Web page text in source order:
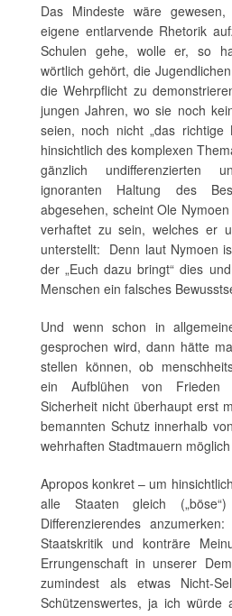
Das Mindeste wäre
eigene entlarvende Rhetorik
Schulen gehe, wolle er, so
wörtlich gehört, die
die Wehrpflicht zu
jungen Jahren, wo sie noch
seien, noch nicht „das richtige
hinsichtlich des komplexen
gänzlich undifferenzierten
ignoranten Haltung des
abgesehen, scheint Ole
verhaftet zu sein, welches er
unterstellt: Denn laut Nymoen
der „Euch dazu bringt“ dies
Menschen ein falsches
Und wenn schon in
gesprochen wird, dann hätte
stellen können, ob
ein Aufblühen von Frieden
Sicherheit nicht überhaupt erst
bemannten Schutz innerhalb
wehrhaften Stadtmauern
Apropos konkret – um
alle Staaten gleich
Differenzierendes
Staatskritik und konträre
Errungenschaft in unserer
zumindest als etwas Nicht-
Schützenswertes, ja ich würde